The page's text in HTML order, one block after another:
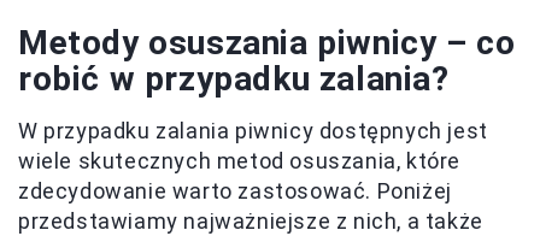
Metody osuszania piwnicy – co
robić w przypadku zalania?
W przypadku zalania piwnicy dostępnych jest
wiele skutecznych metod osuszania, które
zdecydowanie warto zastosować. Poniżej
przedstawiamy najważniejsze z nich, a także